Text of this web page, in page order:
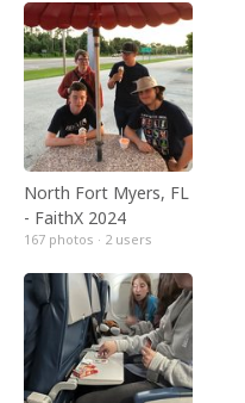
North Fort Myers, FL
- FaithX 2024
167 photos · 2 users